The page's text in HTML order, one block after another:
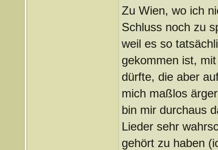
Zu Wien, wo ich
Schluss noch zu
weil es so
gekommen ist,
dürfte, die aber
mich maßlos
bin mir durchaus
Lieder sehr
gehört zu haben